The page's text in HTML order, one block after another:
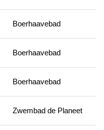
Boerhaavebad
Boerhaavebad
Boerhaavebad
Zwembad de Planeet